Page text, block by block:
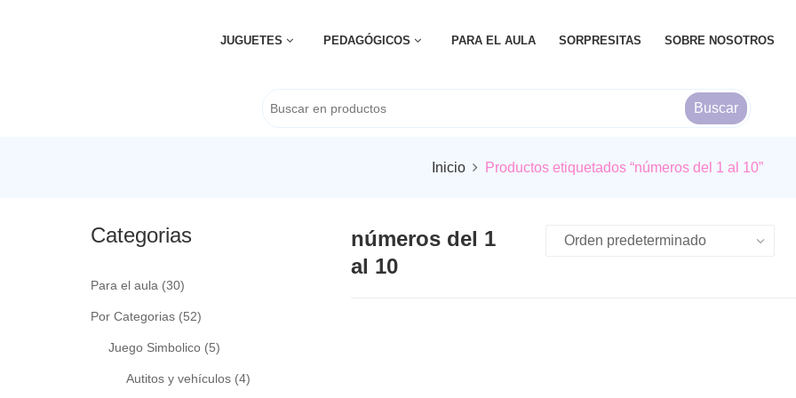
JUGUETES PEDAGÓGICOS PARA EL AULA SORPRESITAS SOBRE NOSOTROS
Buscar
Inicio Productos etiquetados “números del 1 al 10”
Categorias
Para el aula (30)
Por Categorias (52)
Juego Simbolico (5)
Autitos y vehículos (4)
números del 1
al 10